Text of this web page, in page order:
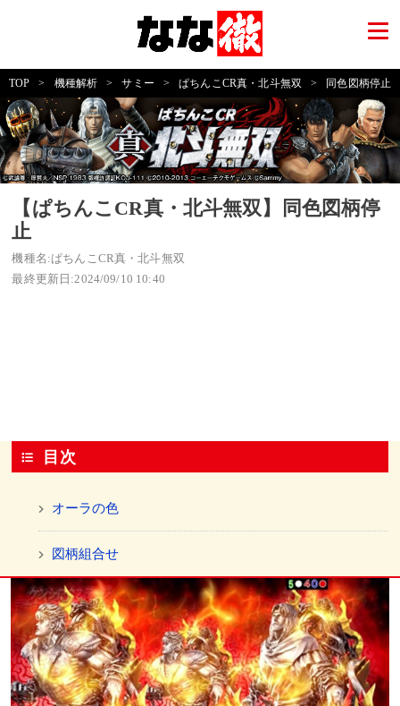
TOP > 機種解析 > サミー > ぱちんこCR真・北斗無双 > 同色図柄停止
【ぱちんこCR真・北斗無双】同色図柄停
止
機種名:ぱちんこCR真・北斗無双
最終更新日:2024/09/10 10:40
目次
オーラの色
図柄組合せ